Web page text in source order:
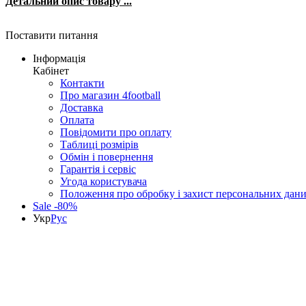
Поставити питання
Інформація
Кабінет
Контакти
Про магазин 4football
Доставка
Оплата
Повідомити про оплату
Таблиці розмірів
Обмін і повернення
Гарантія і сервіс
Угода користувача
Положення про обробку і захист персональних
Sale -80%
УкрРус